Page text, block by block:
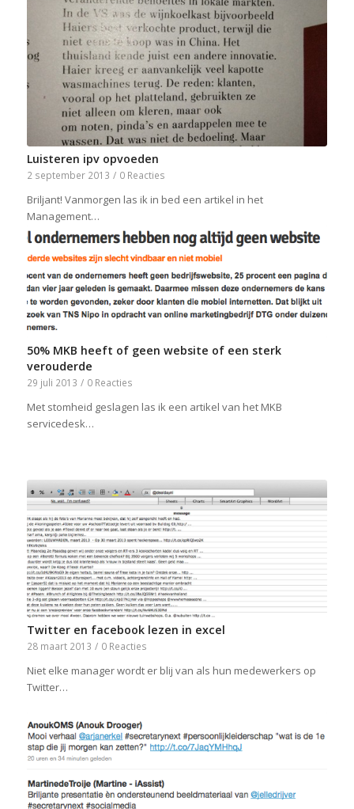
Luisteren ipv opvoeden
2 september 2013 / 0 Reacties
Briljant! Vanmorgen las ik in bed een artikel in het
Management…
50% MKB heeft of geen website of een sterk
verouderde
29 juli 2013 / 0 Reacties
Met stomheid geslagen las ik een artikel van het MKB
servicedesk…
Twitter en facebook lezen in excel
28 maart 2013 / 0 Reacties
Niet elke manager wordt er blij van als hun medewerkers op
Twitter…